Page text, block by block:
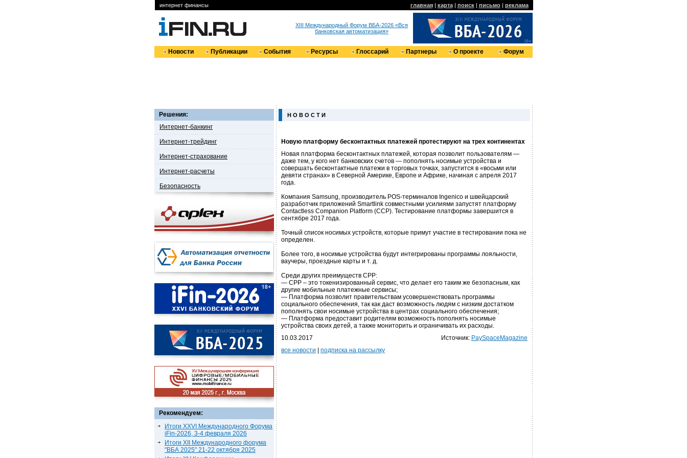
интернет финансы главная| карта| поиск| письмо| реклама
XIII Международный Форум ВБА-2026 «Вся
банковская автоматизация»
Новости Публикации События Ресурсы Глоссарий Партнеры О проекте Форум
Решения:
Интернет-банкинг
Интернет-трейдинг
Интернет-страхование
Интернет-расчеты
Безопасность
Рекомендуем:
Итоги XXVI Международного Форума
iFin-2026, 3-4 февраля 2026
Итоги XII Международного форума
"ВБА 2025" 21-22 октября 2025
Н О В О С Т И
Новую платформу бесконтактных платежей протестируют на трех континентах
Новая платформа бесконтактных платежей, которая позволит пользователям —
даже тем, у кого нет банковских счетов — пополнять носимые устройства и
совершать бесконтактные платежи в торговых точках, запустится в «восьми или
девяти странах» в Северной Америке, Европе и Африке, начиная с апреля 2017
года.
Компания Samsung, производитель POS-терминалов Ingenico и швейцарский
разработчик приложений Smartlink совместными усилиями запустят платформу
Contactless Companion Platform (CCP). Тестирование платформы завершится в
сентябре 2017 года.
Точный список носимых устройств, которые примут участие в тестировании пока не
определен.
Более того, в носимые устройства будут интегрированы программы лояльности,
ваучеры, проездные карты и т. д.
Среди других преимуществ CPP:
— CPP – это токенизированный сервис, что делает его таким же безопасным, как
другие мобильные платежные сервисы;
— Платформа позволит правительствам усовершенствовать программы
социального обеспечения, так как даст возможность людям с низким достатком
пополнять свои носимые устройства в центрах социального обеспечения;
— Платформа предоставит родителям возможность пополнять носимые
устройства своих детей, а также мониторить и ограничивать их расходы.
10.03.2017
Источник: PaySpaceMagazine
все новости
подписка на рассылку